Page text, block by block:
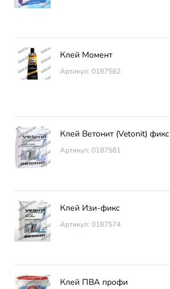
Клей Момент
Артикул: 0187582
Клей Ветонит (Vetonit) фикс
Артикул: 0187581
Клей Изи-фикс
Артикул: 0187574
Клей ПВА профи